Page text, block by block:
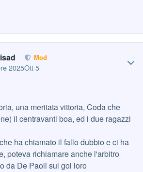
Mod
2025Ott 5
una meritata vittoria, Coda che
il centravanti boa, ed i due ragazzi
ha chiamato il fallo dubbio e ci ha
poteva richiamare anche l'arbitro
da De Paoli sul gol loro